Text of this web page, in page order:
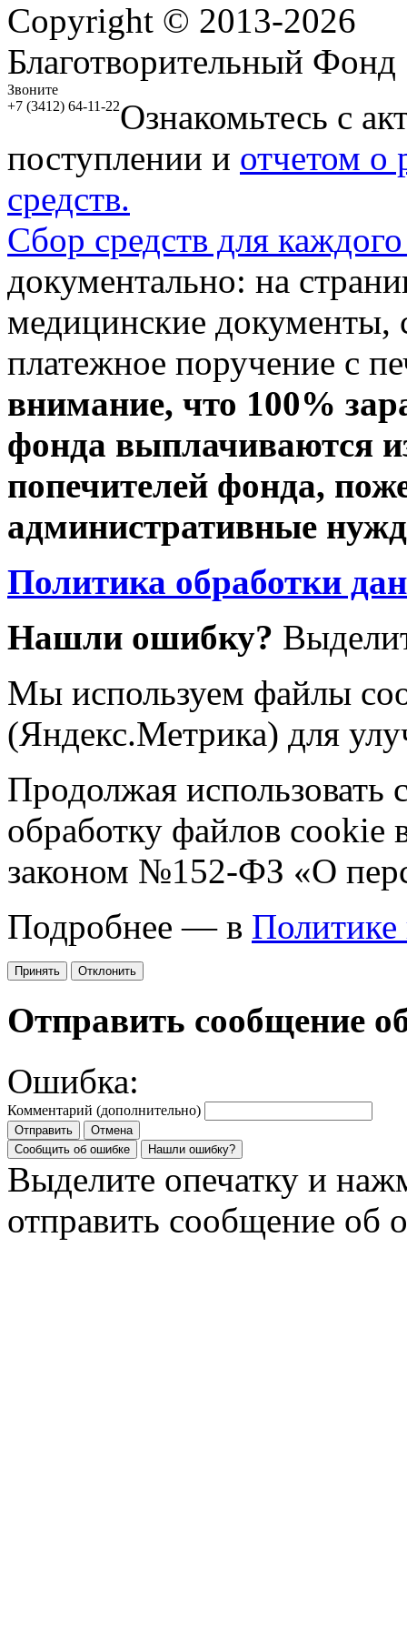
Copyright © 2013-2026
Благотворительный
Звоните
+7 (3412) 64-11-22Ознакомьтесь с
поступлении и отчетом о
средств.
Сбор средств для
документально: на
медицинские документы,
платежное поручение с
внимание, что 100%
фонда выплачиваются
попечителей фонда,
административные
Политика обработки
Нашли ошибку?
Мы используем файлы
(Яндекс.Метрика) для
Продолжая использовать
обработку файлов cookie
законом №152-ФЗ «О
Подробнее — в Политике
Принять Отклонить
Отправить сообщение
Ошибка:
Комментарий (дополнительно)
Отправить
Отмена
Сообщить об ошибке
Нашли ошибку?
Выделите опечатку и
отправить сообщение об